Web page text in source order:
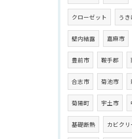
クローゼット う
壁内結露 嘉麻市
豊前市 鞍手郡
合志市 菊池市
菊陽町 宇土市
基礎断熱 カビク